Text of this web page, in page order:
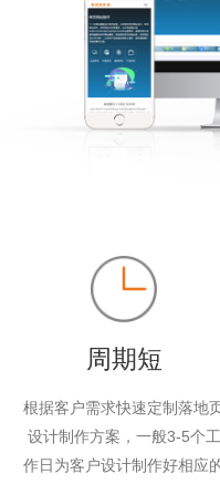
周期短
根据客户需求快速定制落地
设计制作方案，一般3-5个工
作日为客户设计制作好相应